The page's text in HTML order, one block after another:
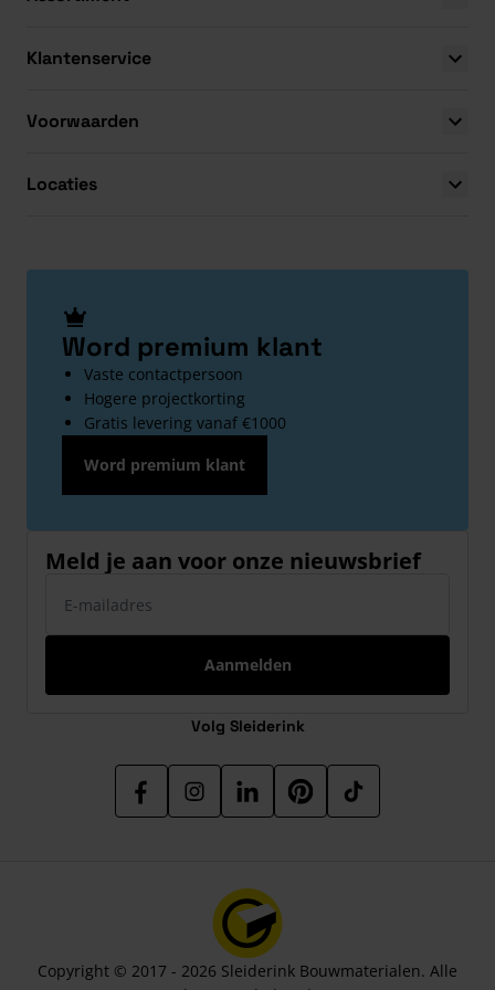
Klantenservice
Voorwaarden
Locaties
Word premium klant
Vaste contactpersoon
Hogere projectkorting
Gratis levering vanaf €1000
Word premium klant
Meld je aan voor onze nieuwsbrief
Aanmelden
Volg Sleiderink
Copyright © 2017 - 2026 Sleiderink Bouwmaterialen. Alle